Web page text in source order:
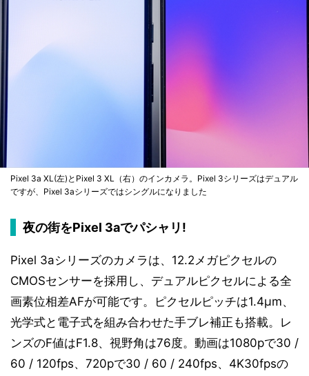
Pixel 3a XL(左)とPixel 3 XL（右）のインカメラ。Pixel 3シリーズはデュアル
ですが、Pixel 3aシリーズではシングルになりました
夜の街をPixel 3aでパシャリ!
Pixel 3aシリーズのカメラは、12.2メガピクセルの
CMOSセンサーを採用し、デュアルピクセルによる全
画素位相差AFが可能です。ピクセルピッチは1.4μm、
光学式と電子式を組み合わせた手ブレ補正も搭載。レ
ンズのF値はF1.8、視野角は76度。動画は1080pで30 /
60 / 120fps、720pで30 / 60 / 240fps、4K30fpsの